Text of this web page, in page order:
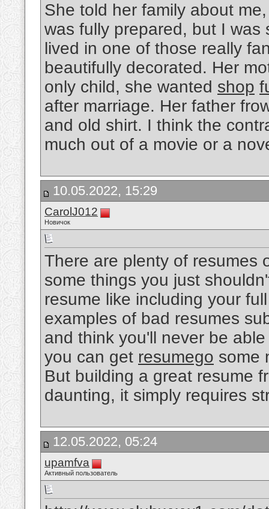
She told her family about
was fully prepared, but I was
lived in one of those really
beautifully decorated. Her
only child, she wanted shop
after marriage. Her father
and old shirt. I think the
much out of a movie or a
10.05.2022, 15:29
CarolJ012
Новичок
There are plenty of resumes
some things you just
resume like including your
examples of bad resumes
and think you'll never be
you can get resumego some
But building a great resume
daunting, it simply requires
12.05.2022, 05:24
upamfva
Активный пользователь